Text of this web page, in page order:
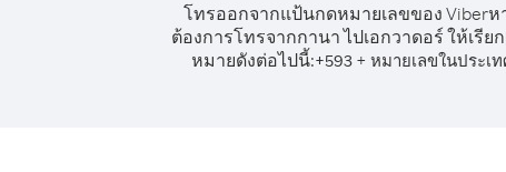
โทรออกจากแป้นกดหมายเลขของ Viberห
ต้องการโทรจากกานา ไปเอกวาดอร์ ให้เรีย
หมายดังต่อไปนี้:+593 + หมายเลขในประเ